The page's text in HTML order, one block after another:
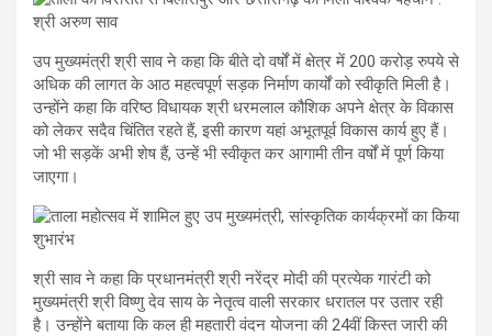
उप मुख्यमंत्री श्री साव ने कहा कि बीते दो वर्षों में क्षेत्र में 200 करोड़ रुपये से
अधिक की लागत के आठ महत्वपूर्ण सड़क निर्माण कार्यों को स्वीकृति मिली है।
उन्होंने कहा कि वरिष्ठ विधायक श्री धरमलाल कौशिक अपने क्षेत्र के विकास
को लेकर सदैव चिंतित रहते हैं, इसी कारण यहां अभूतपूर्व विकास कार्य हुए हैं।
जो भी सड़कें अभी शेष हैं, उन्हें भी स्वीकृत कर आगामी तीन वर्षों में पूर्ण किया
जाएगा।
श्री साव ने कहा कि प्रधानमंत्री श्री नरेंद्र मोदी की प्रत्येक गारंटी को
मुख्यमंत्री श्री विष्णु देव साय के नेतृत्व वाली सरकार धरातल पर उतार रही
है। उन्होंने बताया कि कल ही महतारी वंदन योजना की 24वीं किस्त जारी की